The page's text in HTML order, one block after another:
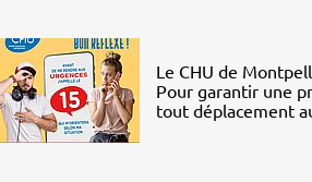
Le CHU de
Pour garantir une
tout déplacement